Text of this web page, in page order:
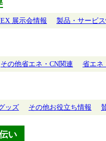
展示会情報 製品・サービ
その他省エネ・CN関連 省エネ
ッズ その他お役立ち情報
い